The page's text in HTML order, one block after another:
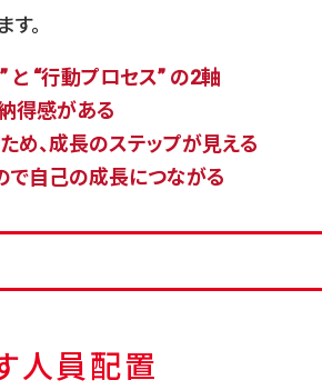
。
と “行動プロセス” の2軸
得感がある
め、成長のステップが見える
で自己の成長につながる
人員配置